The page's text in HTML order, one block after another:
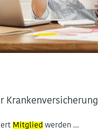
Krankenversicherung
Mitglied werden ...